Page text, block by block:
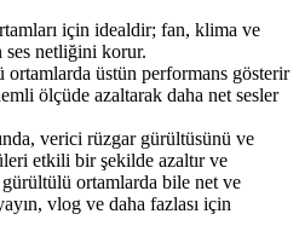
için idealdir; fan, klima ve
ses netliğini korur.
üstün performans gösterir
ölçüde azaltarak daha net sesler
verici rüzgar gürültüsünü ve
etkili bir şekilde azaltır ve
ortamlarda bile net ve
vlog ve daha fazlası için